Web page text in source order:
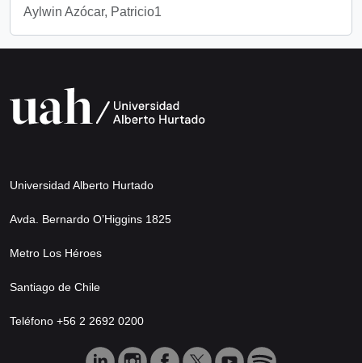
Aylwin Azócar, Patricio1
Universidad Alberto Hurtado
Avda. Bernardo O’Higgins 1825
Metro Los Héroes
Santiago de Chile
Teléfono +56 2 2692 0200